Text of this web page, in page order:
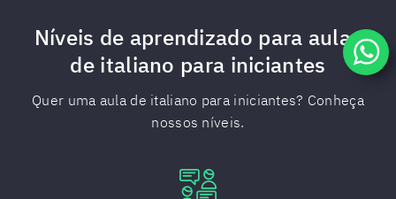
Níveis de aprendizado para aulas
de italiano para iniciantes
Quer uma aula de italiano para iniciantes? Conheça
nossos níveis.